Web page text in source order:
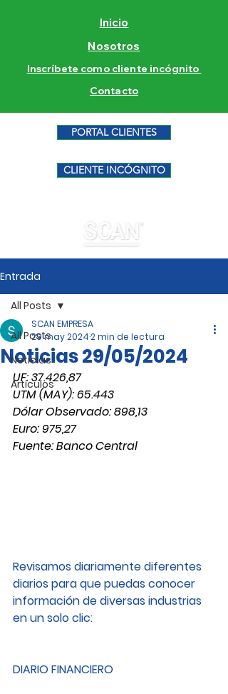
Inicio
Nosotros
Inscríbete como cliente incógnito
Contacto
PORTAL CLIENTES
CLIENTE INCÓGNITO
Entrada
All Posts
Noticias
Artículos
All Posts
Noticias 29/05/2024
SCAN EMPRESA
29 may 20242 min de lectura
UF: 37.426,87
UTM (MAY): 65.443
Dólar Observado: 898,13
Euro: 975,27
Fuente: Banco Central
Revisamos diariamente diferentes
diarios para que puedas conocer
información de diversas industrias
en un solo clic:
DIARIO FINANCIERO